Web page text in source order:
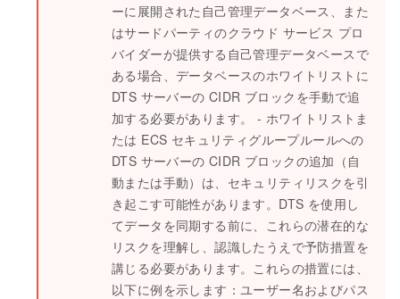
ーに展開された自己管理データベース、また
はサードパーティのクラウド サービス プロ
バイダーが提供する自己管理データベースで
ある場合、データベースのホワイトリストに
DTS サーバーの CIDR ブロックを手動で追
加する必要があります。 - ホワイトリストま
たは ECS セキュリティグループルールへの
DTS サーバーの CIDR ブロックの追加（自
動または手動）は、セキュリティリスクを引
き起こす可能性があります。DTS を使用し
てデータを同期する前に、これらの潜在的な
リスクを理解し、認識したうえで予防措置を
講じる必要があります。これらの措置には、
以下に例を示します：ユーザー名およびパス